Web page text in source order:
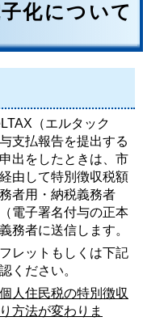
化について
（エルタック
支払報告を提出する
出をしたときは、市
由して特別徴収税額
者用・納税義務者
電子署名付与の正本
務者に送信します。
レットもしくは下記
ください。
人住民税の特別徴収
方法が変わりま